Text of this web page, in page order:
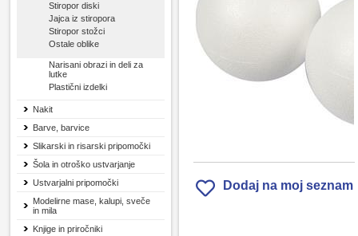
Stiropor diski
Jajca iz stiropora
Stiropor stožci
Ostale oblike
Narisani obrazi in deli za
lutke
Plastični izdelki
Nakit
Barve, barvice
Slikarski in risarski pripomočki
Šola in otroško ustvarjanje
Ustvarjalni pripomočki
Modelirne mase, kalupi, sveče
in mila
Knjige in priročniki
Dodaj na moj seznam